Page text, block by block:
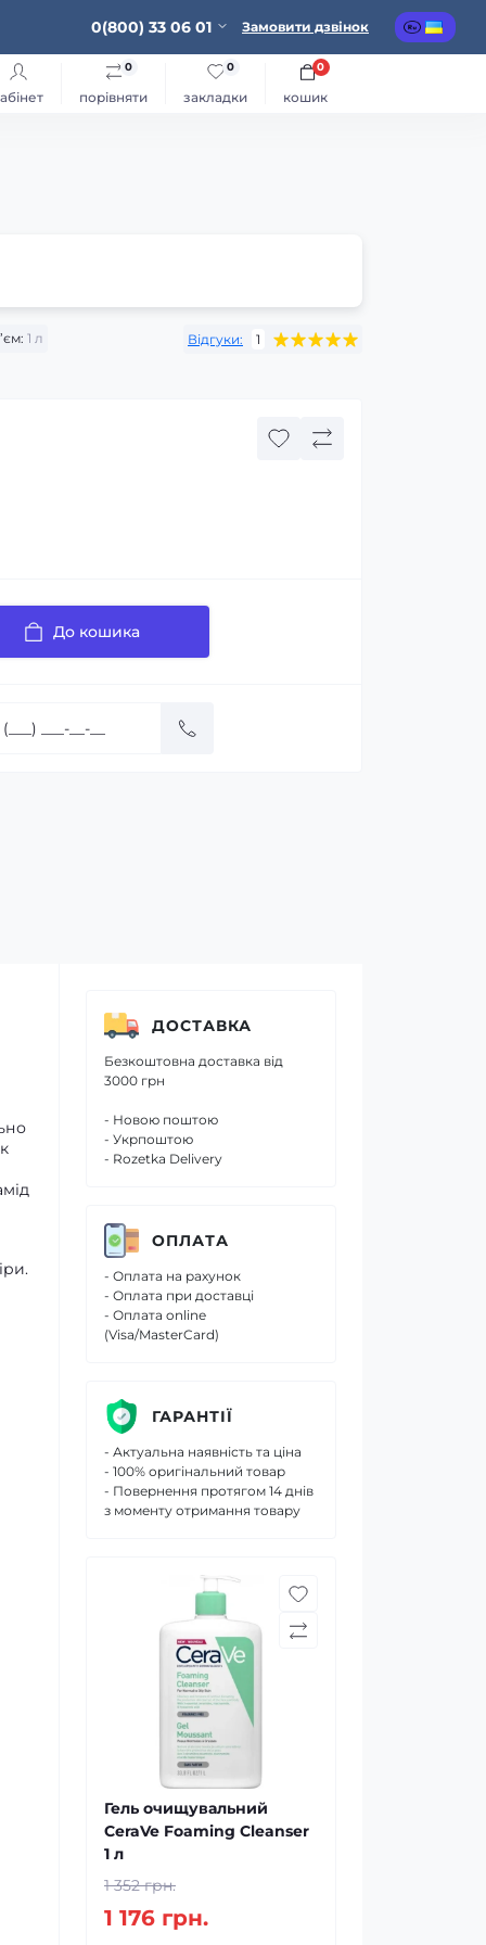
0(800) 33 06 01 Замовити дзвінок
порівняти
0
закладки
0
кошик
0
1 л Відгуки: 1
До кошика
ДОСТАВКА
Безкоштовна доставка від
3000 грн
- Новою поштою
- Укрпоштою
- Rozetka Delivery
ОПЛАТА
- Оплата на рахунок
- Оплата при доставці
- Оплата online
(Visa/MasterCard)
ГАРАНТІЇ
- Актуальна наявність та ціна
- 100% оригінальний товар
- Повернення протягом 14 днів
з моменту отримання товару
Гель очищувальний
CeraVe Foaming Cleanser
1 л
1 352 грн.
1 176 грн.